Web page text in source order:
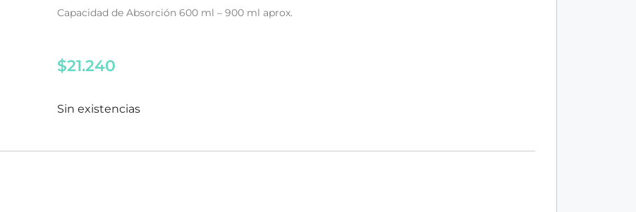
Capacidad de Absorción 600 ml – 900 ml aprox.
$21.240
Sin existencias